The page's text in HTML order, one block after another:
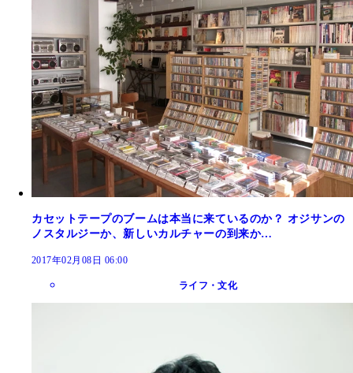
カセットテープのブームは本当に来ているのか？ オジサンの
ノスタルジーか、新しいカルチャーの到来か…
2017年02月08日 06:00
ライフ・文化